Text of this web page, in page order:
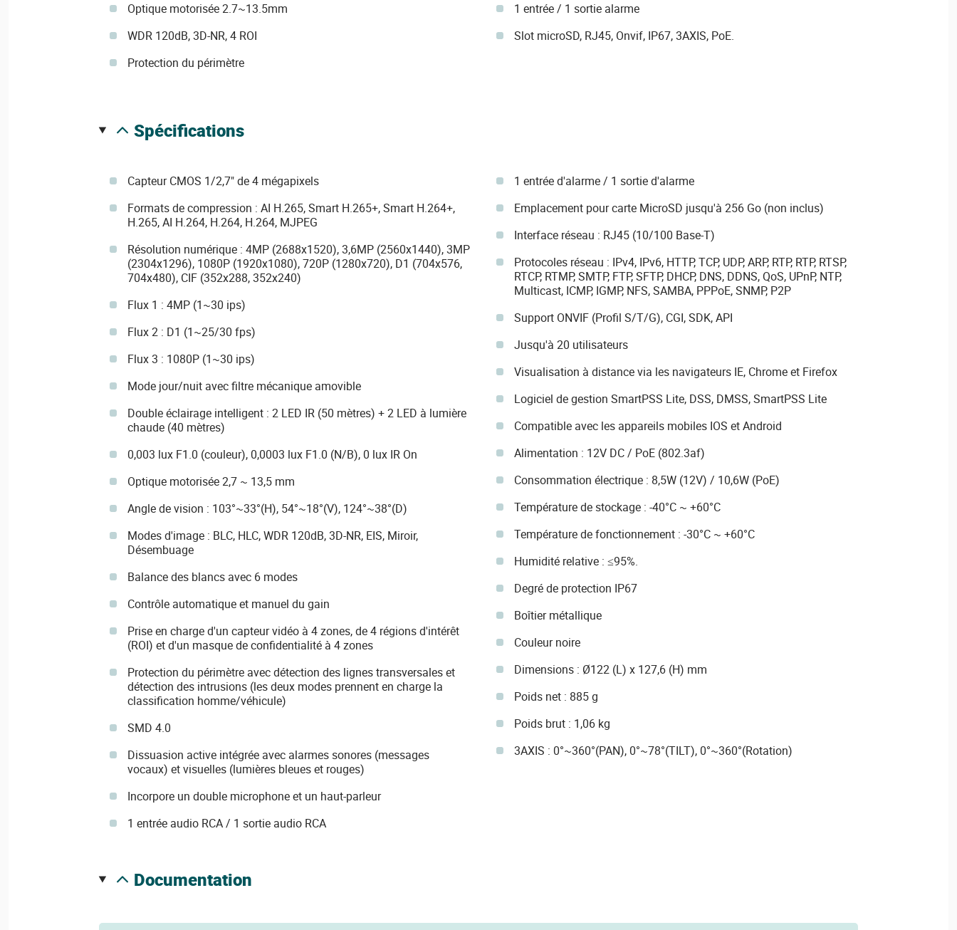
Optique motorisée 2.7~13.5mm
WDR 120dB, 3D-NR, 4 ROI
Protection du périmètre
1 entrée / 1 sortie alarme
Slot microSD, RJ45, Onvif, IP67, 3AXIS, PoE.
spécifications
Capteur CMOS 1/2,7" de 4 mégapixels
Formats de compression : AI H.265, Smart H.265+, Smart H.264+,
H.265, AI H.264, H.264, H.264, MJPEG
Résolution numérique : 4MP (2688x1520), 3,6MP (2560x1440), 3MP
(2304x1296), 1080P (1920x1080), 720P (1280x720), D1 (704x576,
704x480), CIF (352x288, 352x240)
Flux 1 : 4MP (1~30 ips)
Flux 2 : D1 (1~25/30 fps)
Flux 3 : 1080P (1~30 ips)
Mode jour/nuit avec filtre mécanique amovible
Double éclairage intelligent : 2 LED IR (50 mètres) + 2 LED à lumière
chaude (40 mètres)
0,003 lux F1.0 (couleur), 0,0003 lux F1.0 (N/B), 0 lux IR On
Optique motorisée 2,7 ~ 13,5 mm
Angle de vision : 103°~33°(H), 54°~18°(V), 124°~38°(D)
Modes d'image : BLC, HLC, WDR 120dB, 3D-NR, EIS, Miroir,
Désembuage
Balance des blancs avec 6 modes
Contrôle automatique et manuel du gain
Prise en charge d'un capteur vidéo à 4 zones, de 4 régions d'intérêt
(ROI) et d'un masque de confidentialité à 4 zones
Protection du périmètre avec détection des lignes transversales et
détection des intrusions (les deux modes prennent en charge la
classification homme/véhicule)
SMD 4.0
Dissuasion active intégrée avec alarmes sonores (messages
vocaux) et visuelles (lumières bleues et rouges)
Incorpore un double microphone et un haut-parleur
1 entrée audio RCA / 1 sortie audio RCA
1 entrée d'alarme / 1 sortie d'alarme
Emplacement pour carte MicroSD jusqu'à 256 Go (non inclus)
Interface réseau : RJ45 (10/100 Base-T)
Protocoles réseau : IPv4, IPv6, HTTP, TCP, UDP, ARP, RTP, RTP, RTSP,
RTCP, RTMP, SMTP, FTP, SFTP, DHCP, DNS, DDNS, QoS, UPnP, NTP,
Multicast, ICMP, IGMP, NFS, SAMBA, PPPoE, SNMP, P2P
Support ONVIF (Profil S/T/G), CGI, SDK, API
Jusqu'à 20 utilisateurs
Visualisation à distance via les navigateurs IE, Chrome et Firefox
Logiciel de gestion SmartPSS Lite, DSS, DMSS, SmartPSS Lite
Compatible avec les appareils mobiles IOS et Android
Alimentation : 12V DC / PoE (802.3af)
Consommation électrique : 8,5W (12V) / 10,6W (PoE)
Température de stockage : -40°C ~ +60°C
Température de fonctionnement : -30°C ~ +60°C
Humidité relative : ≤95%.
Degré de protection IP67
Boîtier métallique
Couleur noire
Dimensions : Ø122 (L) x 127,6 (H) mm
Poids net : 885 g
Poids brut : 1,06 kg
3AXIS : 0°~360°(PAN), 0°~78°(TILT), 0°~360°(Rotation)
documentation